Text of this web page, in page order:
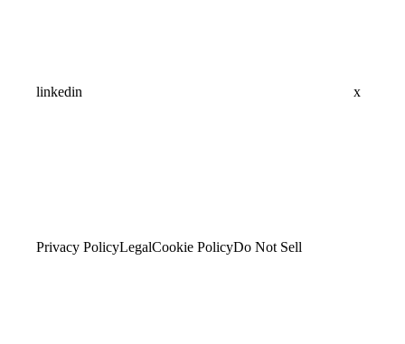
linkedin x
Privacy PolicyLegalCookie PolicyDo Not Sell